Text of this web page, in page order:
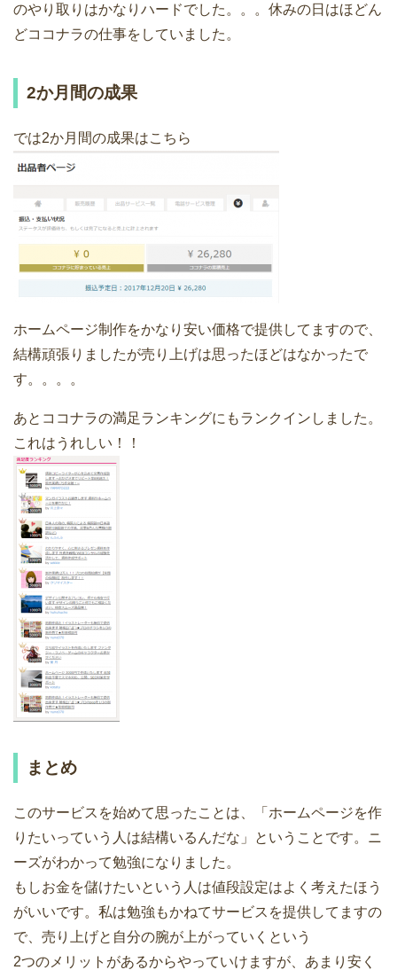
のやり取りはかなりハードでした。。。休みの日はほどん
どココナラの仕事をしていました。
2か月間の成果
では2か月間の成果はこちら
ホームページ制作をかなり安い価格で提供してますので、
結構頑張りましたが売り上げは思ったほどはなかったで
す。。。。
あとココナラの満足ランキングにもランクインしました。
これはうれしい！！
まとめ
このサービスを始めて思ったことは、「ホームページを作
りたいっていう人は結構いるんだな」ということです。ニ
ーズがわかって勉強になりました。
もしお金を儲けたいという人は値段設定はよく考えたほう
がいいです。私は勉強もかねてサービスを提供してますの
で、売り上げと自分の腕が上がっていくという
2つのメリットがあるからやっていけますが、あまり安く